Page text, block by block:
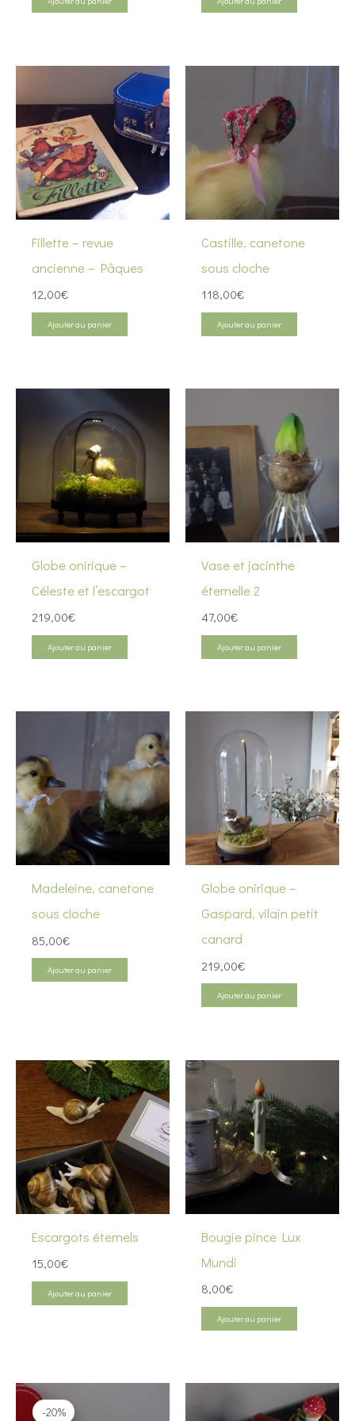
Fillette – revue
ancienne – Pâques
12,00€
Ajouter au panier
Castille, canetone
sous cloche
118,00€
Ajouter au panier
Globe onirique –
Céleste et l’escargot
219,00€
Ajouter au panier
Vase et jacinthe
éternelle 2
47,00€
Ajouter au panier
Madeleine, canetone
sous cloche
85,00€
Ajouter au panier
Globe onirique –
Gaspard, vilain petit
canard
219,00€
Ajouter au panier
Escargots éternels
15,00€
Ajouter au panier
Bougie pince Lux
Mundi
8,00€
Ajouter au panier
-20%